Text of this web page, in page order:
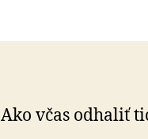
Ako včas odhaliť